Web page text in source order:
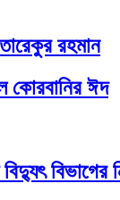
রহমান
কোরবানির ঈদ
বিভাগের